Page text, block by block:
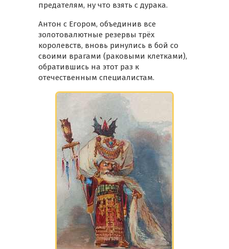
предателям, ну что взять с дурака.
Антон с Егором, объединив все
золотовалютные резервы трёх
королевств, вновь ринулись в бой со
своими врагами (раковыми клетками),
обратившись на этот раз к
отечественным специалистам.